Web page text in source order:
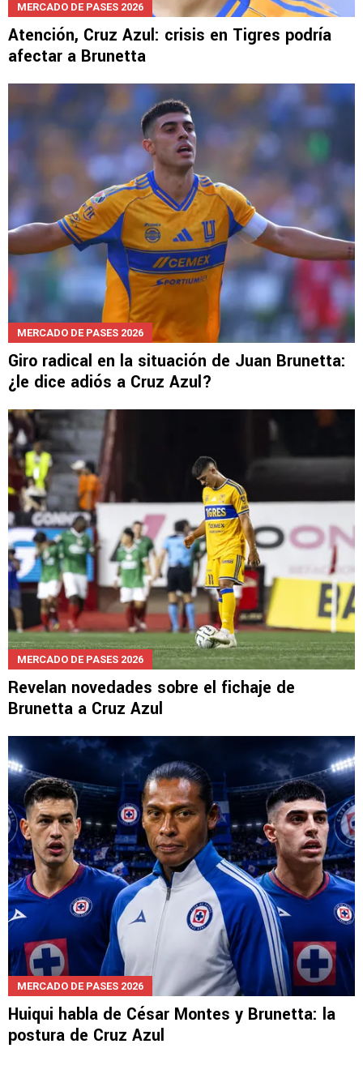
MERCADO DE PASES 2026
Atención, Cruz Azul: crisis en Tigres podría
afectar a Brunetta
MERCADO DE PASES 2026
Giro radical en la situación de Juan Brunetta:
¿le dice adiós a Cruz Azul?
MERCADO DE PASES 2026
Revelan novedades sobre el fichaje de
Brunetta a Cruz Azul
MERCADO DE PASES 2026
Huiqui habla de César Montes y Brunetta: la
postura de Cruz Azul